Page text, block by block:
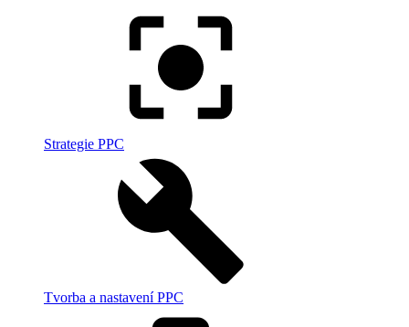
Strategie PPC
Tvorba a nastavení PPC